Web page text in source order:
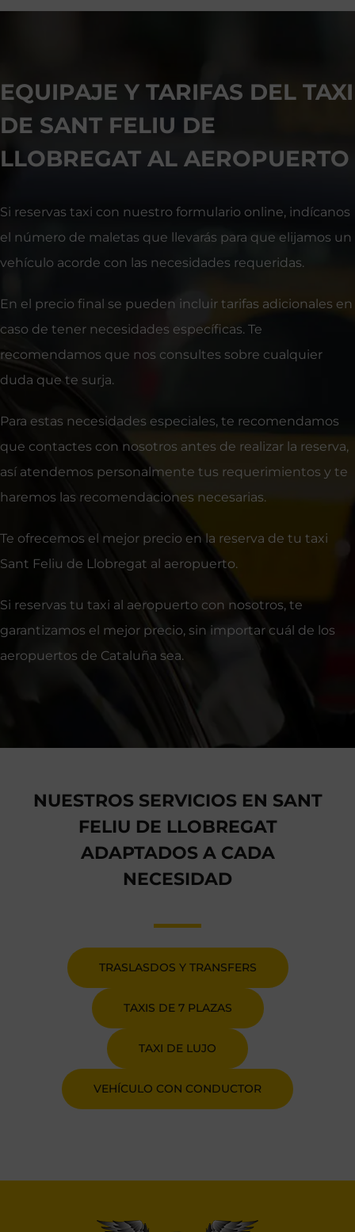
EQUIPAJE Y TARIFAS DEL TAXI
DE SANT FELIU DE
LLOBREGAT AL AEROPUERTO
Si reservas taxi con nuestro formulario online, indícanos
el número de maletas que llevarás para que elijamos un
vehículo acorde con las necesidades requeridas.
En el precio final se pueden incluir tarifas adicionales en
caso de tener necesidades específicas. Te
recomendamos que nos consultes sobre cualquier
duda que te surja.
Para estas necesidades especiales, te recomendamos
que contactes con nosotros antes de realizar la reserva,
así atendemos personalmente tus requerimientos y te
haremos las recomendaciones necesarias.
Te ofrecemos el mejor precio en la reserva de tu taxi
Sant Feliu de Llobregat al aeropuerto.
Si reservas tu taxi al aeropuerto con nosotros, te
garantizamos el mejor precio, sin importar cuál de los
aeropuertos de Cataluña sea.
NUESTROS SERVICIOS EN SANT
FELIU DE LLOBREGAT
ADAPTADOS A CADA
NECESIDAD
TRASLASDOS Y TRANSFERS
TAXIS DE 7 PLAZAS
TAXI DE LUJO
VEHÍCULO CON CONDUCTOR